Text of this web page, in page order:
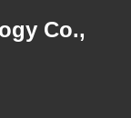
Co.,